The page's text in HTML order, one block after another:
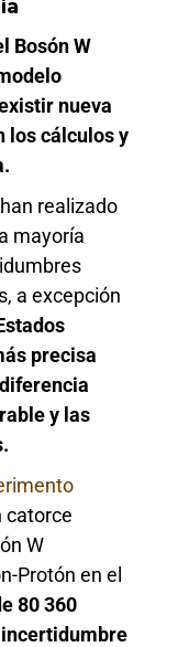
Bosón W
nueva
los cálculos y
realizado
mayoría
a excepción
precisa
y las
catorce
W
Protón en el
80 360